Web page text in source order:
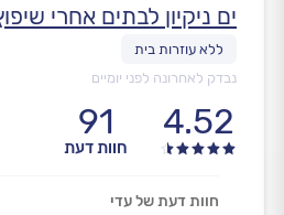
ים ניקיון לבתים אחרי
נבדק לאחרונה לפני יומיים
4.52
91
חוות דעת
חוות דעת של עדי